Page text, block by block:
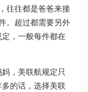
往往都是爸爸来接
。超过都需要另外
，一般每件都在
，美联航规定只
的话，选择美联